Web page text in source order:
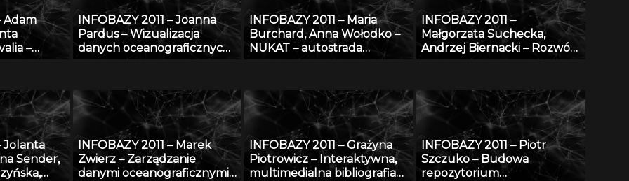
Adam
–
INFOBAZY 2011 – Joanna
Pardus – Wizualizacja
danych oceanograficznych
INFOBAZY 2011 – Maria
Burchard, Anna Wołodko –
NUKAT – autostrada
INFOBAZY 2011 –
Małgorzata Suchecka,
Andrzej Biernacki – Rozwój
ochrony człowieka w
środowisku pracy
Jolanta
Sender,
INFOBAZY 2011 – Marek
Zwierz – Zarządzanie
danymi oceanograficznymi
INFOBAZY 2011 – Grażyna
Piotrowicz – Interaktywna,
multimedialna bibliografia
INFOBAZY 2011 – Piotr
Szczuko – Budowa
repozytorium